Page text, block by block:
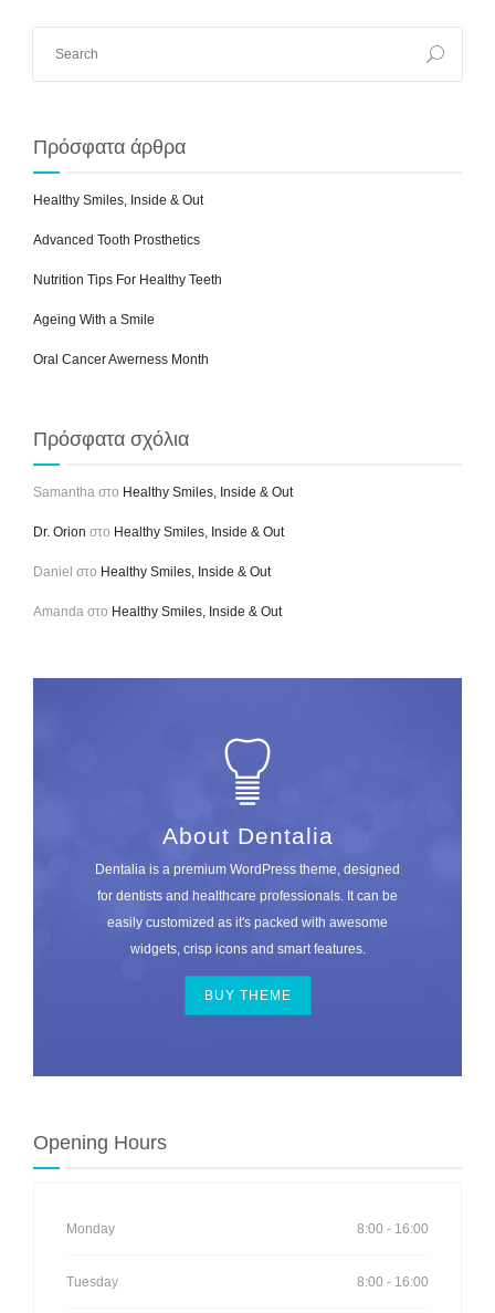
Πρόσφατα άρθρα
Healthy Smiles, Inside & Out
Advanced Tooth Prosthetics
Nutrition Tips For Healthy Teeth
Ageing With a Smile
Oral Cancer Awerness Month
Πρόσφατα σχόλια
Samantha στο Healthy Smiles, Inside & Out
Dr. Orion στο Healthy Smiles, Inside & Out
Daniel στο Healthy Smiles, Inside & Out
Amanda στο Healthy Smiles, Inside & Out
About Dentalia
Dentalia is a premium WordPress theme, designed
for dentists and healthcare professionals. It can be
easily customized as it's packed with awesome
widgets, crisp icons and smart features.
BUY THEME
Opening Hours
Monday 8:00 - 16:00
Tuesday 8:00 - 16:00